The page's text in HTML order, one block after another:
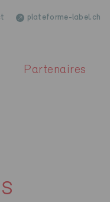
plateforme-label.ch
Partenaires